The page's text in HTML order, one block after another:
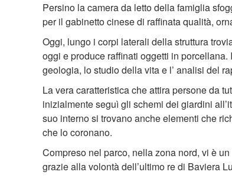
Persino la camera da letto della famiglia
per il gabinetto cinese di raffinata qualità,
Oggi, lungo i corpi laterali della struttura
oggi e produce raffinati oggetti in
geologia, lo studio della vita e l’ analisi del
La vera caratteristica che attira persone da
inizialmente seguì gli schemi dei giardini
suo interno si trovano anche elementi che
che lo coronano.
Compreso nel parco, nella zona nord, vi è
grazie alla volontà dell’ultimo re di Baviera